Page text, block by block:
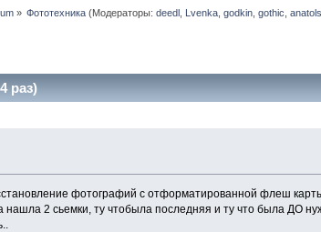
» Фототехника (Модераторы:deedl Lvenka ,godkin ,gothic ,anatols
раз)
фотографий с отформатированной флеш
2 сьемки, ту чтобыла последняя и ту что была ДО